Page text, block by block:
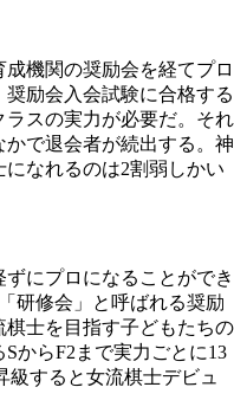
機関の奨励会を経てプロ
励会入会試験に合格する
スの実力が必要だ。それ
で退会者が続出する。神
なれるのは2割弱しかい
にプロになることができ
研修会」と呼ばれる奨励
士を目指す子どもたちの
からF2まで実力ごとに13
級すると女流棋士デビュ